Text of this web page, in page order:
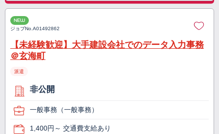
NEW
ジョブNo.A01492862
【未経験歓迎】大手建設会社でのデータ入力事務
＠玄海町
派遣
非公開
一般事務（一般事務）
1,400円～ 交通費支給あり